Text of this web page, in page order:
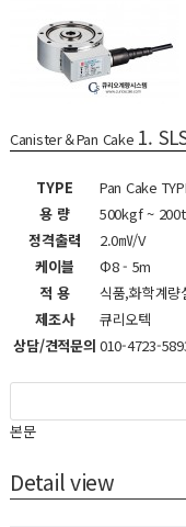
Canister＆Pan Cake 1.
TYPE
Pan Cake
용 량
500kgf ~
정격출력
2.0㎷/V
케이블
Φ8 - 5m
적 용
식품,화학계량
제조사
큐리오텍
상담/견적문의 010-4723-
본문
Detail view